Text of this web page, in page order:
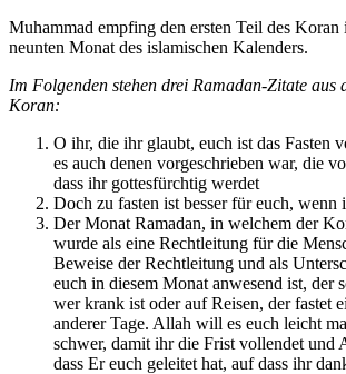
Muhammad empfing den ersten Teil des Koran
neunten Monat des islamischen Kalenders.
Im Folgenden stehen drei Ramadan-Zitate aus
Koran:
O ihr, die ihr glaubt, euch ist das Fasten
es auch denen vorgeschrieben war, die
dass ihr gottesfürchtig werdet
Doch zu fasten ist besser für euch, wenn
Der Monat Ramadan, in welchem der
wurde als eine Rechtleitung für die
Beweise der Rechtleitung und als
euch in diesem Monat anwesend ist, der
wer krank ist oder auf Reisen, der fastet
anderer Tage. Allah will es euch leicht
schwer, damit ihr die Frist vollendet und
dass Er euch geleitet hat, auf dass ihr